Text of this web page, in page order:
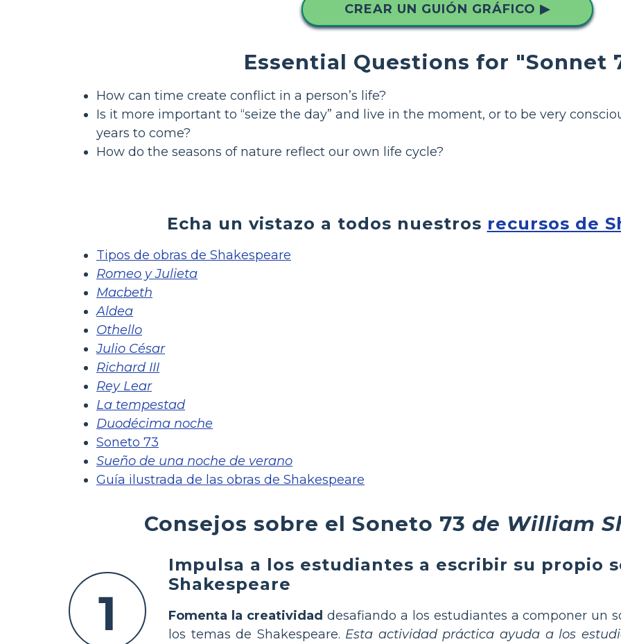
CREAR UN GUIÓN GRÁFICO ▶
Essential Questions for "Sonnet
How can time create conflict in a person’s life?
Is it more important to “seize the day” and live in the moment, or to be very
years to come?
How do the seasons of nature reflect our own life cycle?
Echa un vistazo a todos nuestros recursos de
Tipos de obras de Shakespeare
Romeo y Julieta
Macbeth
Aldea
Othello
Julio César
Richard III
Rey Lear
La tempestad
Duodécima noche
Soneto 73
Sueño de una noche de verano
Guía ilustrada de las obras de Shakespeare
Consejos sobre el Soneto 73 de William
1
Impulsa a los estudiantes a escribir su propio
Shakespeare
Fomenta la creatividad desafiando a los estudiantes a componer un
los temas de Shakespeare. Esta actividad práctica ayuda a los